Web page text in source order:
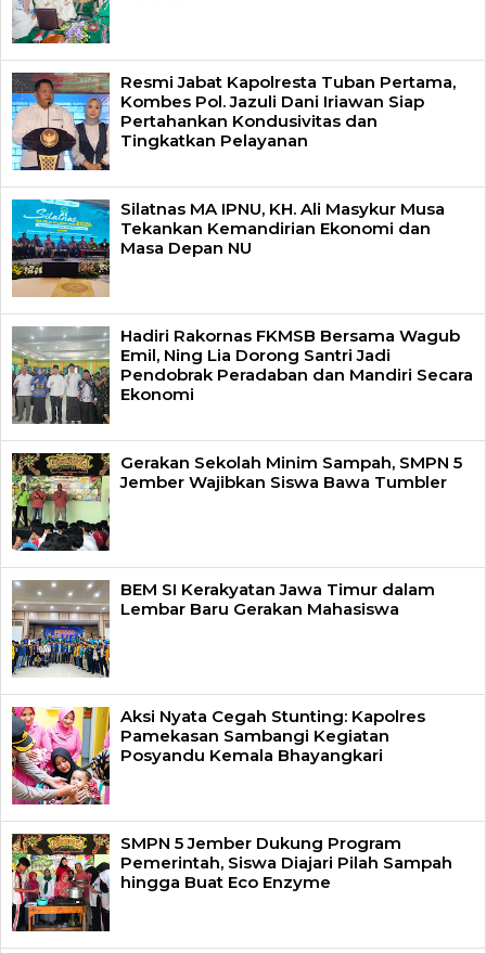
Resmi Jabat Kapolresta Tuban Pertama,
Kombes Pol. Jazuli Dani Iriawan Siap
Pertahankan Kondusivitas dan
Tingkatkan Pelayanan
Silatnas MA IPNU, KH. Ali Masykur Musa
Tekankan Kemandirian Ekonomi dan
Masa Depan NU
Hadiri Rakornas FKMSB Bersama Wagub
Emil, Ning Lia Dorong Santri Jadi
Pendobrak Peradaban dan Mandiri Secara
Ekonomi
Gerakan Sekolah Minim Sampah, SMPN 5
Jember Wajibkan Siswa Bawa Tumbler
BEM SI Kerakyatan Jawa Timur dalam
Lembar Baru Gerakan Mahasiswa
Aksi Nyata Cegah Stunting: Kapolres
Pamekasan Sambangi Kegiatan
Posyandu Kemala Bhayangkari
SMPN 5 Jember Dukung Program
Pemerintah, Siswa Diajari Pilah Sampah
hingga Buat Eco Enzyme